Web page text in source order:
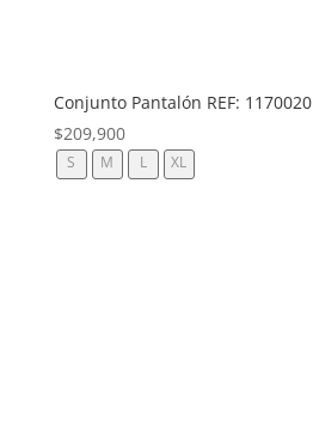
Conjunto Pantalón REF: 1170020
$209,900
S M L XL